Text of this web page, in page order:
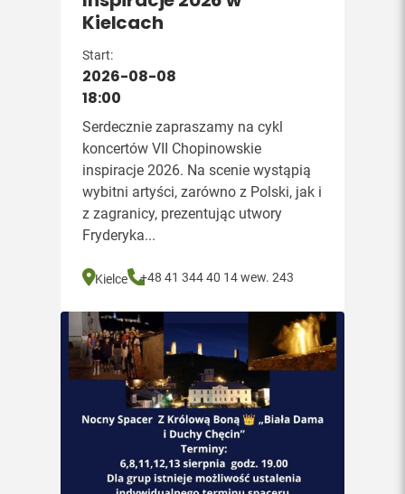
Kielcach
Start:
2026-08-08
18:00
Serdecznie zapraszamy na cykl
koncertów VII Chopinowskie
inspiracje 2026. Na scenie wystąpią
wybitni artyści, zarówno z Polski, jak i
z zagranicy, prezentując utwory
Fryderyka...
Kielce +48 41 344 40 14 wew. 243